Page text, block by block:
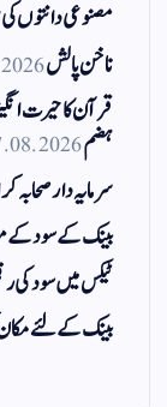
مصنوعی دانتوں
ناخن پالش
قرآن کا حیرت
ہضم
سرمایہ دار صحابہ
بینک کے سود
ٹیکس میں سود کی
بینک کے لئے مکان